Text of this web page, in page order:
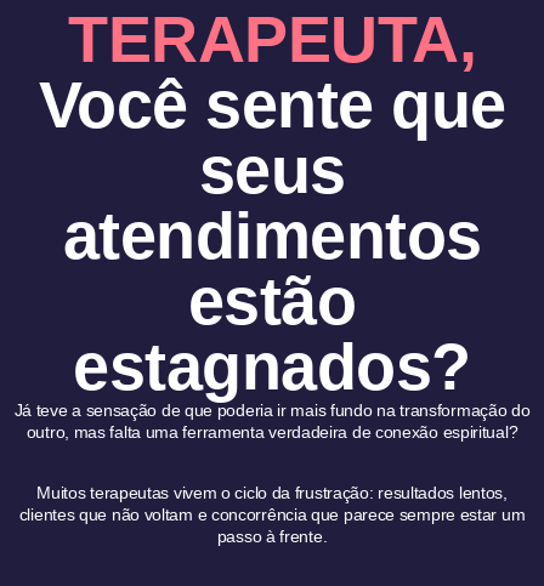
TERAPEUTA,
Você sente que
seus
atendimentos
estão
estagnados?
Já teve a sensação de que poderia ir mais fundo na transformação do
outro, mas falta uma ferramenta verdadeira de conexão espiritual?
Muitos terapeutas vivem o ciclo da frustração: resultados lentos,
clientes que não voltam e concorrência que parece sempre estar um
passo à frente.